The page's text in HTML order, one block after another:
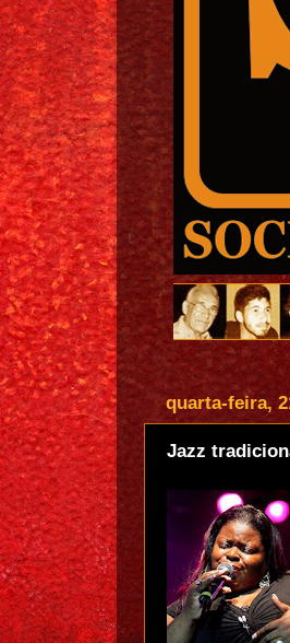
quarta-feira,
Jazz